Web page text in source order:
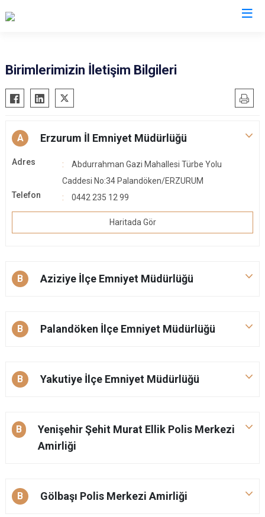
Birimlerimizin İletişim Bilgileri
A Erzurum İl Emniyet Müdürlüğü
Adres
Abdurrahman Gazi Mahallesi Türbe Yolu
Caddesi No:34 Palandöken/ERZURUM
Telefon
0442 235 12 99
Haritada Gör
B Aziziye İlçe Emniyet Müdürlüğü
B Palandöken İlçe Emniyet Müdürlüğü
B Yakutiye İlçe Emniyet Müdürlüğü
B
Yenişehir Şehit Murat Ellik Polis Merkezi
Amirliği
B Gölbaşı Polis Merkezi Amirliği